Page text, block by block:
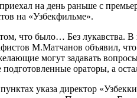
на день раньше с
на «Узбекфильме».
что было… Без лукавства. В
М.Матчанов объявил,
могут задавать
подготовленные ораторы, а
указа директор